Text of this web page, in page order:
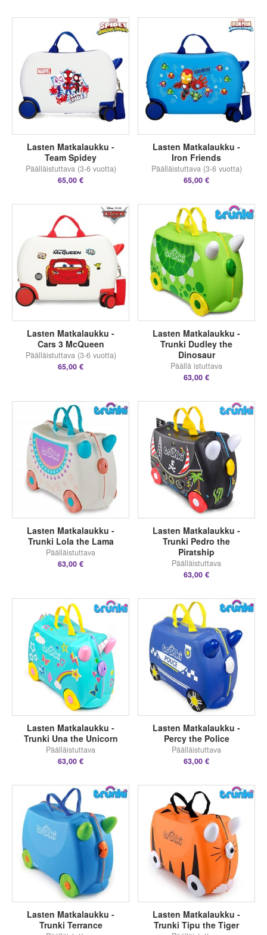
Lasten Matkalaukku -
Team Spidey
Päälläistuttava (3-6 vuotta)
65,00 €
Lasten Matkalaukku -
Iron Friends
Päälläistuttava (3-6 vuotta)
65,00 €
Lasten Matkalaukku -
Cars 3 McQueen
Päälläistuttava (3-6 vuotta)
65,00 €
Lasten Matkalaukku -
Trunki Dudley the
Dinosaur
Päällä istuttava
63,00 €
Lasten Matkalaukku -
Trunki Lola the Lama
Päälläistuttava
63,00 €
Lasten Matkalaukku -
Trunki Pedro the
Piratship
Päälläistuttava
63,00 €
Lasten Matkalaukku -
Trunki Una the Unicorn
Päälläistuttava
63,00 €
Lasten Matkalaukku -
Percy the Police
Päälläistuttava
63,00 €
Lasten Matkalaukku -
Trunki Terrance
Lasten Matkalaukku -
Trunki Tipu the Tiger